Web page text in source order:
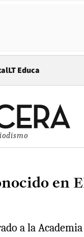
Opens in new window
LT Educa
en
a la